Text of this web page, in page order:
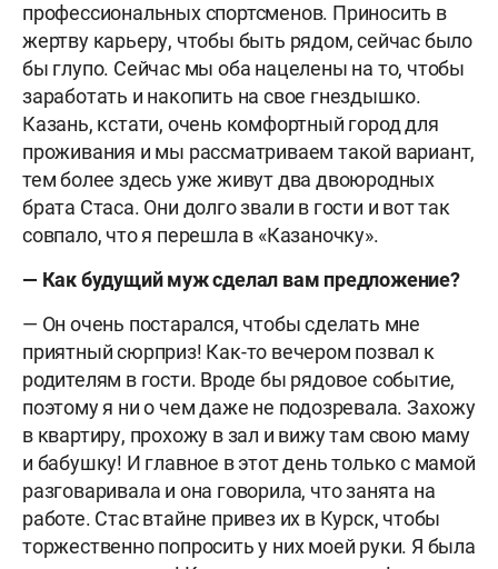
профессиональных спортсменов. Приносить в
жертву карьеру, чтобы быть рядом, сейчас было
бы глупо. Сейчас мы оба нацелены на то, чтобы
заработать и накопить на свое гнездышко.
Казань, кстати, очень комфортный город для
проживания и мы рассматриваем такой вариант,
тем более здесь уже живут два двоюродных
брата Стаса. Они долго звали в гости и вот так
совпало, что я перешла в «Казаночку».
— Как будущий муж сделал вам предложение?
— Он очень постарался, чтобы сделать мне
приятный сюрприз! Как-то вечером позвал к
родителям в гости. Вроде бы рядовое событие,
поэтому я ни о чем даже не подозревала. Захожу
в квартиру, прохожу в зал и вижу там свою маму
и бабушку! И главное в этот день только с мамой
разговаривала и она говорила, что занята на
работе. Стас втайне привез их в Курск, чтобы
торжественно попросить у них моей руки. Я была